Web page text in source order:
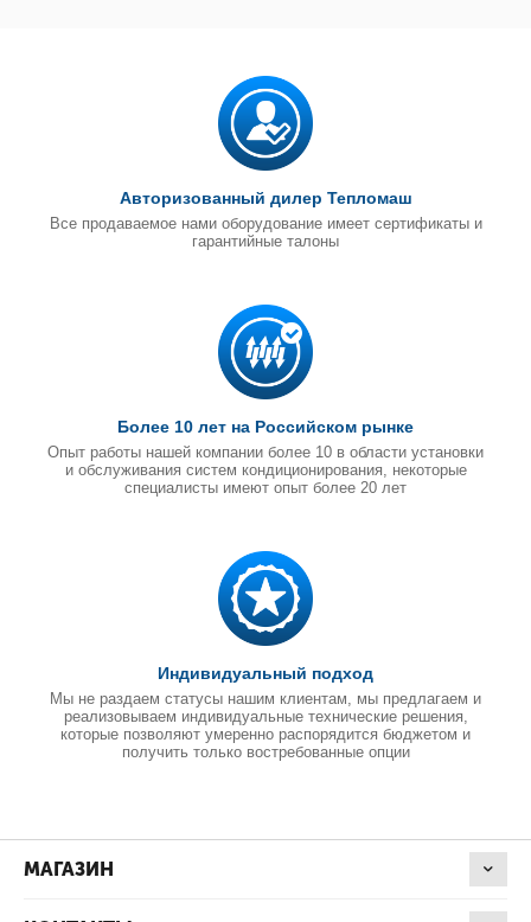
Авторизованный дилер Тепломаш
Все продаваемое нами оборудование имеет сертификаты и
гарантийные талоны
Более 10 лет на Российском рынке
Опыт работы нашей компании более 10 в области установки
и обслуживания систем кондиционирования, некоторые
специалисты имеют опыт более 20 лет
Индивидуальный подход
Мы не раздаем статусы нашим клиентам, мы предлагаем и
реализовываем индивидуальные технические решения,
которые позволяют умеренно распорядится бюджетом и
получить только востребованные опции
МАГАЗИН